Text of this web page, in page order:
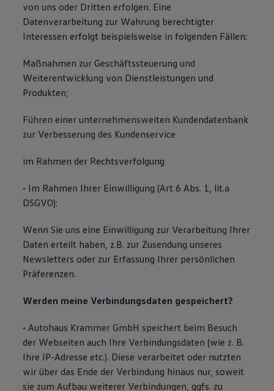
von uns oder Dritten erfolgen. Eine
Datenverarbeitung zur Wahrung berechtigter
Interessen erfolgt beispielsweise in folgenden Fällen:
Maßnahmen zur Geschäftssteuerung und
Weiterentwicklung von Dienstleistungen und
Produkten;
Führen einer unternehmensweiten Kundendatenbank
zur Verbesserung des Kundenservice
im Rahmen der Rechtsverfolgung
• Im Rahmen Ihrer Einwilligung (Art 6 Abs. 1, lit.a
DSGVO):
Wenn Sie uns eine Einwilligung zur Verarbeitung Ihrer
Daten erteilt haben, z.B. zur Zusendung unseres
Newsletters oder zur Erfassung Ihrer persönlichen
Präferenzen.
Werden meine Verbindungsdaten gespeichert?
• Autohaus Krammer GmbH speichert beim Besuch
der Webseiten auch Ihre Verbindungsdaten (wie z. B.
Ihre IP-Adresse etc.). Diese verarbeitet oder nutzten
wir über das Ende der Verbindung hinaus nur, soweit
sie zum Aufbau weiterer Verbindungen, ggfs. zu